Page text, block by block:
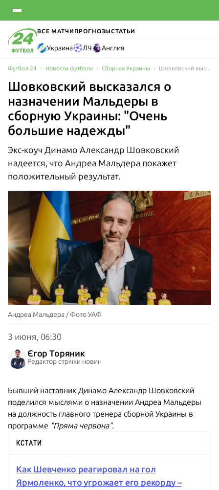
ВСЕ МАТЧИ ПРОГНОЗЫСТАТЬИ
Украина ЛЧ Англия
Футбол 24 Новости футбола Сборная Украины
Шовковский высказался о
назначении Мальдеры в
сборную Украины: "Очень
большие надежды"
Экс-коуч Динамо Александр Шовковский
надеется, что Андреа Мальдера покажет
положительный результат.
Андреа Мальдера / Фото УАФ
3 июня, 06:30
Єгор Торяник
Редактор стрічки новин
Бывший наставник Динамо Александр Шовковский
поделился мыслями о назначении Андреа Мальдеры
на должность главного тренера сборной Украины в
программе "Пряма червона".
КСТАТИ
Как Шевченко реагировал на гол
Ярмоленко, что угрожает его рекорду –